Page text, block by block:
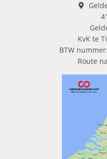
KvK te
BTW
Route